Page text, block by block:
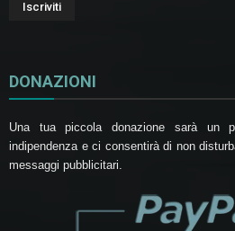
DONAZIONI
Una tua piccola donazione sarà un
indipendenza e ci consentirà di non
messaggi pubblicitari.